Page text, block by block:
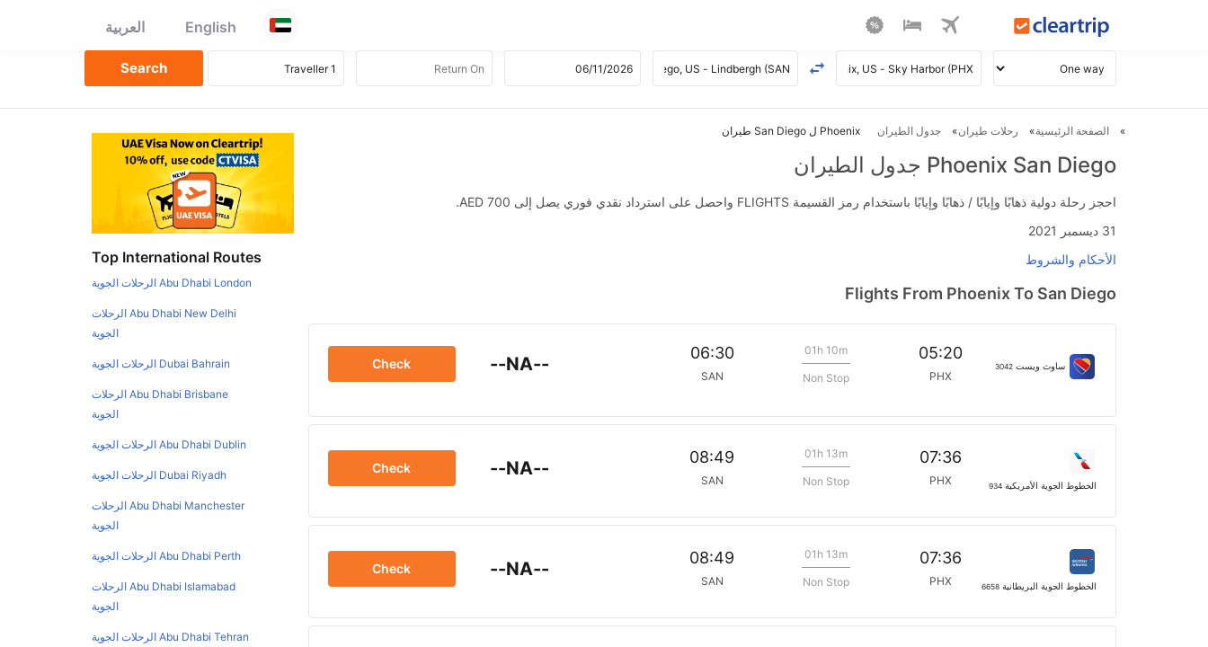
English العربية
الصفحة الرئيسية رحلات طيران جدول الطيران Phoenix ل San Diego طيران
Phoenix San Diego جدول الطيران
احجز رحلة دولية ذهابًا وإيابًا / ذهابًا وإيابًا باستخدام رمز القسيمة FLIGHTS واحصل على استرداد نقدي فوري يصل إلى AED 700.
31 ديسمبر 2021
الأحكام والشروط
Flights From Phoenix To San Diego
ساوث ويست 3042
05:20
PHX
01h 10m
Non Stop
06:30
SAN
--NA--
Check
الخطوط الجوية الأمريكية 934
07:36
PHX
01h 13m
Non Stop
08:49
SAN
--NA--
Check
الخطوط الجوية البريطانية 6658
07:36
PHX
01h 13m
Non Stop
08:49
SAN
--NA--
Check
Top International Routes
Abu Dhabi London الرحلات الجوية
Abu Dhabi New Delhi الرحلات
الجوية
Dubai Bahrain الرحلات الجوية
Abu Dhabi Brisbane الرحلات
الجوية
Abu Dhabi Dublin الرحلات الجوية
Dubai Riyadh الرحلات الجوية
Abu Dhabi Manchester الرحلات
الجوية
Abu Dhabi Perth الرحلات الجوية
Abu Dhabi Islamabad الرحلات
الجوية
Abu Dhabi Tehran الرحلات الجوية